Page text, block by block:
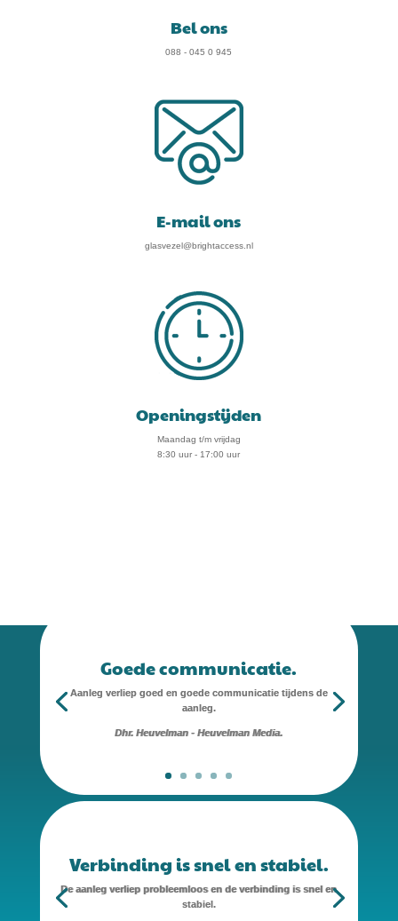
Bel ons
088 - 045 0 945
E-mail ons
glasvezel@brightaccess.nl
Openingstijden
Maandag t/m vrijdag
8:30 uur - 17:00 uur
Goede communicatie.
Aanleg verliep goed en goede communicatie tijdens de
aanleg.
Dhr. Heuvelman - Heuvelman Media.
Verbinding is snel en stabiel.
De aanleg verliep probleemloos en de verbinding is snel en
stabiel.